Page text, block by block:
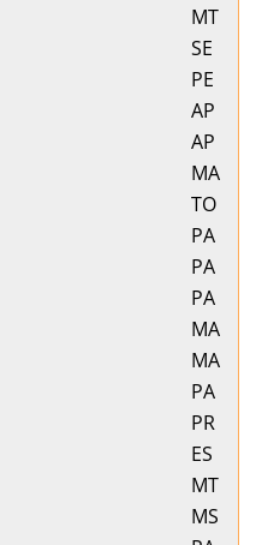
MT
SE
PE
AP
AP
MA
TO
PA
PA
PA
MA
MA
PA
PR
ES
MT
MS